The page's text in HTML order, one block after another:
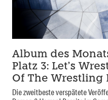
Album des
Platz 3: Let’s
Of The Wrestling
Die zweitbeste verspätete